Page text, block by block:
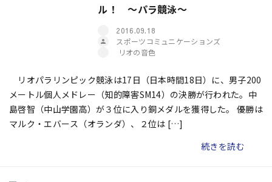
ル！ ～パラ競泳～
2016.09.18
スポーツコミュニケーションズ
リオの音色
リオパラリンピック競泳は17日（日本時間18日）に、男子200
メートル個人メドレー（知的障害SM14）の決勝が行われた。中
島啓智（中山学園高）が３位に入り銅メダルを獲得した。 優勝は
マルク・エバース（オランダ）、２位は […]
続きを読む